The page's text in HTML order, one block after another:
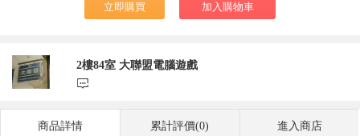
立即購買 加入購物車
2樓84室 大聯盟電腦遊戲
󰃨
商品詳情 累計評價(0) 進入商店